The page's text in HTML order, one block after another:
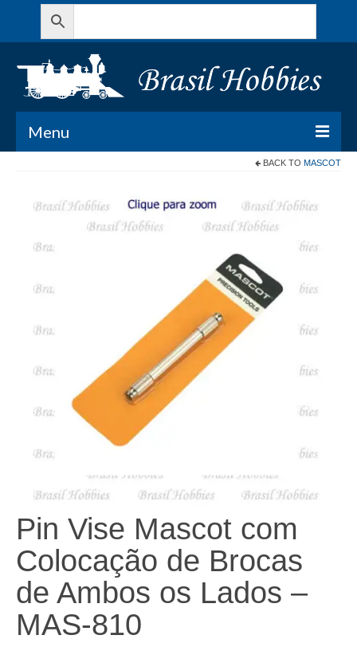
Menu
Meu Carrinho
Minha conta
BACK TO MASCOT
Pin Vise Mascot com
Colocação de Brocas
de Ambos os Lados –
MAS-810